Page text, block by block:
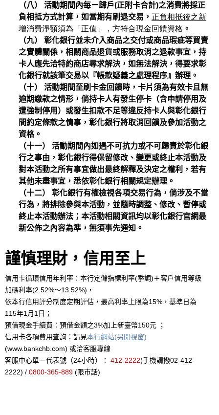
（八） 活動期間內每ㄧ歸戶(正附卡合計)之消費將採正
負相抵方式計算，如當期有刷退交易， 正負相抵後之新
增消費淨額須為「正值」，方符合現金回饋資格 。
（九） 彰化銀行並未介入商品之交付或商品瑕疵等買賣
之實體關係，相關商品退貨或服務取消之退款事宜，持
卡人應先洽特約商店尋求解決，如無法解決，得要求彰
化銀行就該筆交易以『帳款疑義之處理程序』辦理。
（十） 活動期間至刷卡金回饋時，卡片須為有效卡且無
逾期繳款之情形，倘持卡人有發生停卡（含申請停用及
遭強制停用）或發生扣款不足等違反持卡人與彰化銀行
間約定條款之情事，彰化銀行將取消回饋及參加活動之
資格。
（十一） 活動期間內如遇不可抗力或不可歸責於彰化銀
行之事由，彰化銀行得保留修改、變更或終止本活動及
對本活動之所有事宜做出最終解釋及決定之權利，若有
其他未盡事宜，悉依彰化銀行相關規定辦理。
（十二） 彰化銀行有權檢視各項交易行為，倘涉及不當
行為，將排除參與本活動，並隨時調整、修改、暫停或
終止本活動辦法；本活動相關資訊均以彰化銀行官網最
新公佈之內容為準，無須事先通知。
謹慎理財，信用至上
信用卡循環信用年利率：本行定儲指標利率(季調)＋客戶信用等級
加碼利率(2.52%～13.52%)，
依本行信用評分制度定期評估，最高利率上限為15%，基準日為
115年1月1日；
預借現金手續費：預借金額之3%加上新臺幣150元 ；
信用卡各項費用查詢：請見本行網站(另開視窗)
(www.bankchb.com) 或洽客服專線
客服中心單一代表號（24小時）：
412-2222(手機請撥02-412-
2222) / 0800-365-889 (限市話)